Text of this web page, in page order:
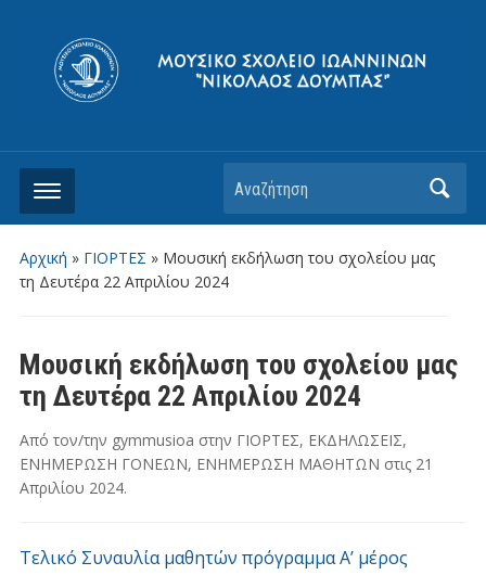
Αρχική » ΓΙΟΡΤΕΣ » Μουσική εκδήλωση του σχολείου μας
τη Δευτέρα 22 Απριλίου 2024
Μουσική εκδήλωση του σχολείου μας
τη Δευτέρα 22 Απριλίου 2024
Από τον/την gymmusioa στην ΓΙΟΡΤΕΣ, ΕΚΔΗΛΩΣΕΙΣ,
ΕΝΗΜΕΡΩΣΗ ΓΟΝΕΩΝ, ΕΝΗΜΕΡΩΣΗ ΜΑΘΗΤΩΝ στις 21
Απριλίου 2024.
Τελικό Συναυλία μαθητών πρόγραμμα Α’ μέρος